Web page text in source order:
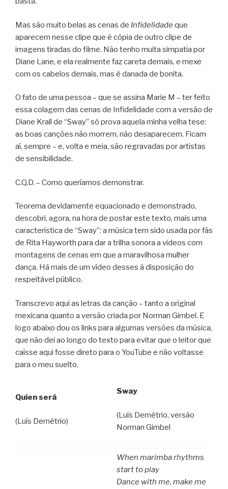
Mas são muito belas as cenas de Infidelidade que
aparecem nesse clipe que é cópia de outro clipe de
imagens tiradas do filme. Não tenho muita simpatia por
Diane Lane, e ela realmente faz careta demais, e mexe
com os cabelos demais, mas é danada de bonita.
O fato de uma pessoa – que se assina Marie M – ter feito
essa colagem das cenas de Infidelidade com a versão de
Diane Krall de “Sway” só prova aquela minha velha tese:
as boas canções não morrem, não desaparecem. Ficam
aí, sempre – e, volta e meia, são regravadas por artistas
de sensibilidade.
C.Q.D. – Como queríamos demonstrar.
Teorema devidamente equacionado e demonstrado,
descobri, agora, na hora de postar este texto, mais uma
característica de “Sway”: a música tem sido usada por fãs
de Rita Hayworth para dar a trilha sonora a videos com
montagens de cenas em que a maravilhosa mulher
dança. Há mais de um vídeo desses à disposição do
respeitável público.
Transcrevo aqui as letras da canção – tanto a original
mexicana quanto a versão criada por Norman Gimbel. E
logo abaixo dou os links para algumas versões da música,
que não dei ao longo do texto para evitar que o leitor que
caísse aqui fosse direto para o YouTube e não voltasse
para o meu suelto.
Quien será
(Luís Demétrio)
Sway
(Luís Demétrio, versão
Norman Gimbel
When marimba rhythms
start to play
Dance with me, make me